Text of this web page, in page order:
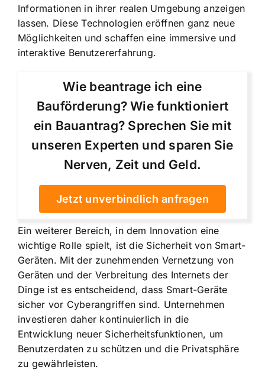
Informationen in ihrer realen Umgebung anzeigen
lassen. Diese Technologien eröffnen ganz neue
Möglichkeiten und schaffen eine immersive und
interaktive Benutzererfahrung.
Wie beantrage ich eine
Bauförderung? Wie funktioniert
ein Bauantrag? Sprechen Sie mit
unseren Experten und sparen Sie
Nerven, Zeit und Geld.
Jetzt unverbindlich anfragen
Ein weiterer Bereich, in dem Innovation eine
wichtige Rolle spielt, ist die Sicherheit von Smart-
Geräten. Mit der zunehmenden Vernetzung von
Geräten und der Verbreitung des Internets der
Dinge ist es entscheidend, dass Smart-Geräte
sicher vor Cyberangriffen sind. Unternehmen
investieren daher kontinuierlich in die
Entwicklung neuer Sicherheitsfunktionen, um
Benutzerdaten zu schützen und die Privatsphäre
zu gewährleisten.